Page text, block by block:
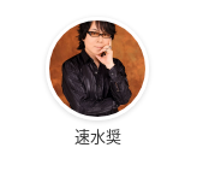
速水奨